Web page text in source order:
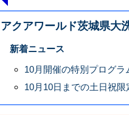
アクアワールド茨城県大
新着ニュース
10月開催の特別プログラ
10月10日までの土日祝限